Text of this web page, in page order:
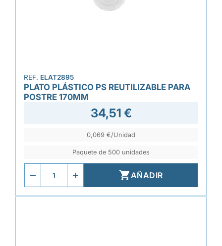
REF. ELAT2895
PLATO PLÁSTICO PS REUTILIZABLE PARA
POSTRE 170MM
34,51 €
0,069 €/Unidad
Paquete de 500 unidades
AÑADIR